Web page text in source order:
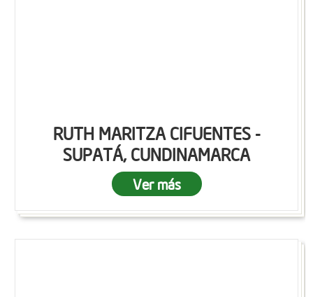
RUTH MARITZA CIFUENTES -
SUPATÁ, CUNDINAMARCA
Ver más